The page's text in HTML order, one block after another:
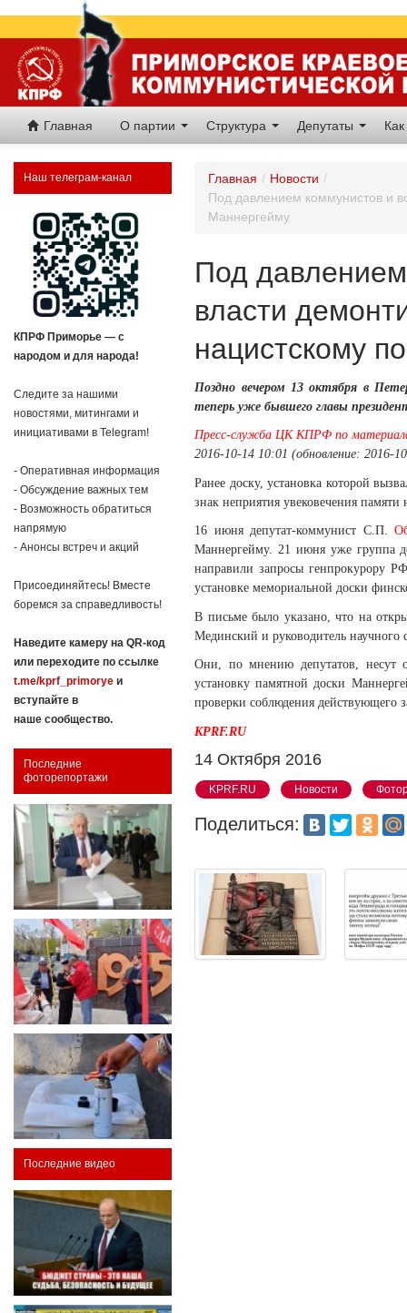
Главная О партии Структура Депутаты
Наш телеграм-канал
КПРФ Приморье — с
народом и для народа!
Следите за нашими
новостями, митингами и
инициативами в Telegram!
- Оперативная информация
- Обсуждение важных тем
- Возможность обратиться
напрямую
- Анонсы встреч и акций
Присоединяйтесь! Вместе
боремся за справедливость!
Наведите камеру на QR-код
или переходите по ссылке
t.me/kprf_primorye и
вступайте в
наше сообщество.
Последние
фоторепортажи
Последние видео
Главная / Новости /
Под давлением коммунистов и
Маннергейму
Под
власти
нацистскому
Поздно вечером 13 октября в
теперь уже бывшего главы
Пресс-служба ЦК КПРФ по
2016-10-14 10:01 (обновление: 2016-
Ранее доску, установка которой
знак неприятия увековечения
16 июня депутат-коммунист С.П.
Маннергейму. 21 июня уже группа
направили запросы генпрокурору
установке мемориальной доски
В письме было указано, что на
Мединский и руководитель
Они, по мнению депутатов, несут
установку памятной доски
проверки соблюдения действующего
KPRF.RU
14 Октября 2016
KPRF.RU Новости
Поделиться: